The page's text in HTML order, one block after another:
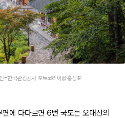
=한국관광공사 포토코리아@홍정표
에 다다르면 6번 국도는 오대산의